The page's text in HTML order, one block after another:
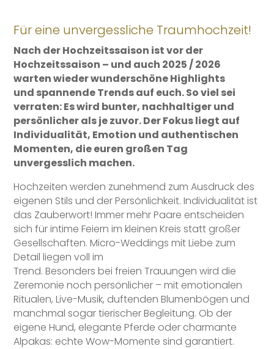
Für eine unvergessliche Traumhochzeit!
Nach der Hochzeitssaison ist vor der
Hochzeitssaison – und auch 2025 / 2026
warten wieder wunderschöne Highlights
und spannende Trends auf euch. So viel sei
verraten: Es wird bunter, nachhaltiger und
persönlicher als je zuvor. Der Fokus liegt auf
Individualität, Emotion und authentischen
Momenten, die euren großen Tag
unvergesslich machen.
Hochzeiten werden zunehmend zum Ausdruck des
eigenen Stils und der Persönlichkeit. Individualität ist
das Zauberwort! Immer mehr Paare entscheiden
sich für intime Feiern im kleinen Kreis statt großer
Gesellschaften. Micro-Weddings mit Liebe zum
Detail liegen voll im
Trend. Besonders bei freien Trauungen wird die
Zeremonie noch persönlicher – mit emotionalen
Ritualen, Live-Musik, duftenden Blumenbögen und
manchmal sogar tierischer Begleitung. Ob der
eigene Hund, elegante Pferde oder charmante
Alpakas: echte Wow-Momente sind garantiert.